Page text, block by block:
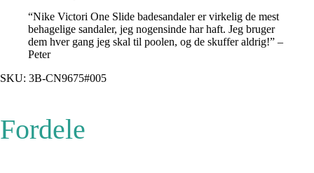
“Nike Victori One Slide badesandaler er virkelig de mest
behagelige sandaler, jeg nogensinde har haft. Jeg bruger
dem hver gang jeg skal til poolen, og de skuffer aldrig!” –
Peter
SKU: 3B-CN9675#005
Fordele